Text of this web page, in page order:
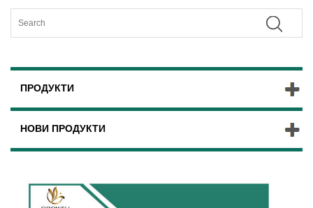
ПРОДУКТИ
НОВИ ПРОДУКТИ